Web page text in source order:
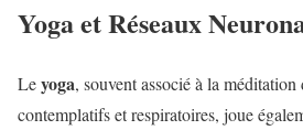
Yoga et Réseaux
Leyoga, souvent associé à la méditation
contemplatifs et respiratoires, joue